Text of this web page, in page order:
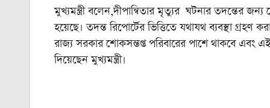
মুখ্যমন্ত্রী বলেন,দীপান্বিতার মৃত্যুর ঘটনার তদন্তের
হয়েছে। তদন্ত রিপোর্টের ভিত্তিতে যথাযথ ব্যবস্থা গ্রহণ
রাজ্য সরকার শোকসন্তপ্ত পরিবারের পাশে থাকবে এবং
দিয়েছেন মুখ্যমন্ত্রী।